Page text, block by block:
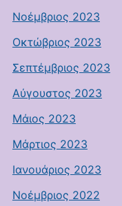
Νοέμβριος 2023
Οκτώβριος 2023
Σεπτέμβριος 2023
Αύγουστος 2023
Μάιος 2023
Μάρτιος 2023
Ιανουάριος 2023
Νοέμβριος 2022